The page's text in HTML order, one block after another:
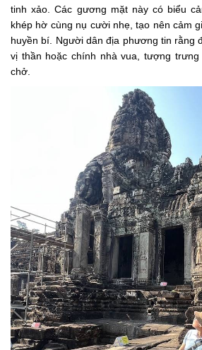
tinh xảo. Các gương mặt này có biểu
khép hờ cùng nụ cười nhẹ, tạo nên cảm
huyền bí. Người dân địa phương tin rằng
vị thần hoặc chính nhà vua, tượng
chở.